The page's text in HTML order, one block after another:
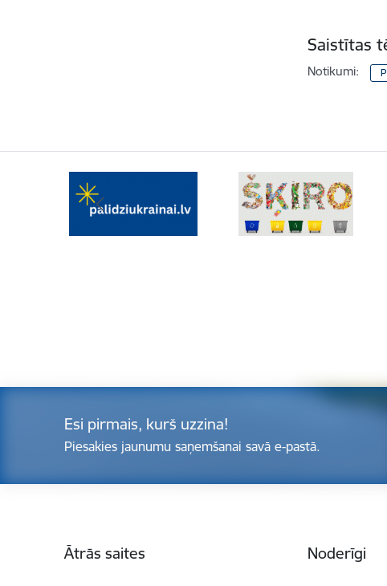
Saistītas
Notikumi:
Esi pirmais, kurš uzzina!
Piesakies jaunumu saņemšanai savā e-pastā.
Ātrās saites Noderīgi